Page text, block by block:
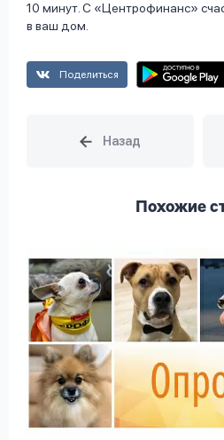
10 минут. С «Центрофинанс»
в ваш дом.
Поделиться
Похожие